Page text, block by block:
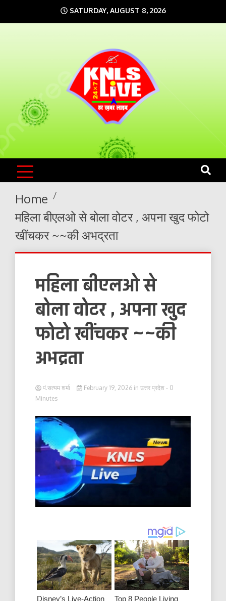
to
SATURDAY, AUGUST 8, 2026
KNLS LIVE
India`s No.1 News Portal
Home
महिला बीएलओ से बोला वोटर , अपना खुद फोटो
खींचकर ~~की अभद्रता
महिला बीएलओ से
बोला वोटर , अपना खुद
फोटो खींचकर ~~की
अभद्रता
पं.सत्यम शर्मा February 19, 2026 in उत्तर प्रदेश - 0
Minutes